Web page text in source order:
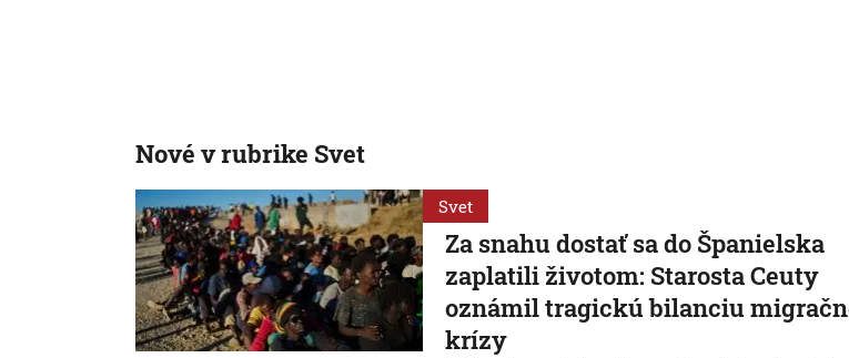
Nové v rubrike Svet
Svet
Za snahu dostať sa do Španielska
zaplatili životom: Starosta Ceuty
oznámil tragickú bilanciu
krízy